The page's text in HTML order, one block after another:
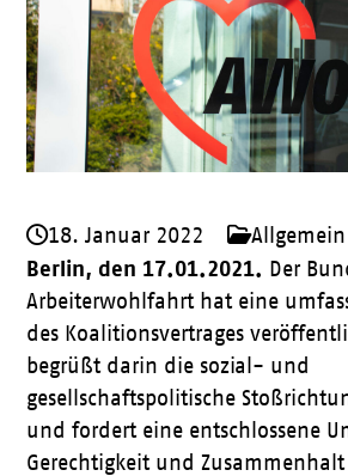
18. Januar 2022 Allgemein
Berlin, den 17.01.2021. Der
Arbeiterwohlfahrt hat eine
des Koalitionsvertrages
begrüßt darin die sozial- und
gesellschaftspolitische
und fordert eine entschlossene
Gerechtigkeit und